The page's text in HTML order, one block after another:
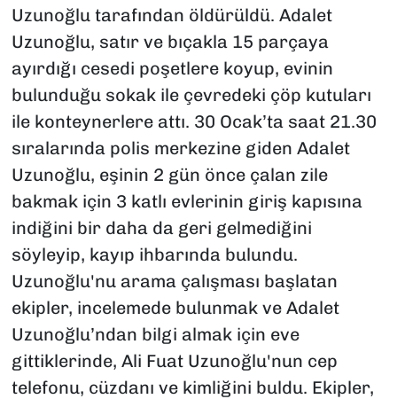
Uzunoğlu tarafından öldürüldü. Adalet
Uzunoğlu, satır ve bıçakla 15 parçaya
ayırdığı cesedi poşetlere koyup, evinin
bulunduğu sokak ile çevredeki çöp kutuları
ile konteynerlere attı. 30 Ocak’ta saat 21.30
sıralarında polis merkezine giden Adalet
Uzunoğlu, eşinin 2 gün önce çalan zile
bakmak için 3 katlı evlerinin giriş kapısına
indiğini bir daha da geri gelmediğini
söyleyip, kayıp ihbarında bulundu.
Uzunoğlu'nu arama çalışması başlatan
ekipler, incelemede bulunmak ve Adalet
Uzunoğlu’ndan bilgi almak için eve
gittiklerinde, Ali Fuat Uzunoğlu'nun cep
telefonu, cüzdanı ve kimliğini buldu. Ekipler,